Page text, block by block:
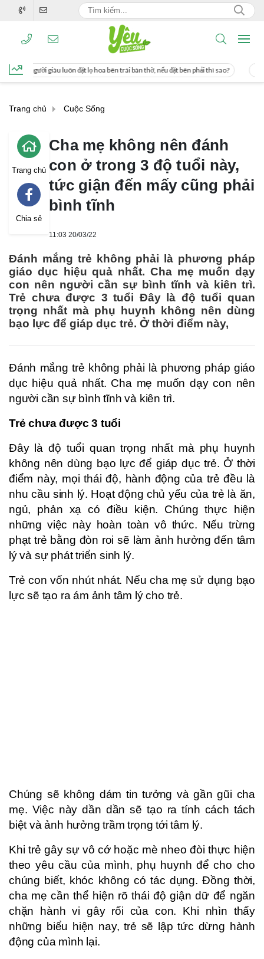
lọ hoa bên trái bàn thờ, nếu đặt bên phải thì sao? Cách uống nước mía giúp
Trang chủ Cuộc Sống
Trang chủ
Chia sẻ
Cha mẹ không nên đánh
con ở trong 3 độ tuổi này,
tức giận đến mấy cũng phải
bình tĩnh
11:03 20/03/22
Đánh mắng trẻ không phải là phương pháp
giáo dục hiệu quả nhất. Cha mẹ muốn dạy
con nên người cần sự bình tĩnh và kiên trì.
Trẻ chưa được 3 tuổi Đây là độ tuổi quan
trọng nhất mà phụ huynh không nên dùng
bạo lực để giáp dục trẻ. Ở thời điểm này,
Đánh mắng trẻ không phải là phương pháp giáo
dục hiệu quả nhất. Cha mẹ muốn dạy con nên
người cần sự bình tĩnh và kiên trì.
Trẻ chưa được 3 tuổi
Đây là độ tuổi quan trọng nhất mà phụ huynh
không nên dùng bạo lực để giáp dục trẻ. Ở thời
điểm này, mọi thái độ, hành động của trẻ đều là
nhu cầu sinh lý. Hoạt động chủ yếu của trẻ là ăn,
ngủ, phản xạ có điều kiện. Chúng thực hiện
những việc này hoàn toàn vô thức. Nếu trừng
phạt trẻ bằng đòn roi sẽ làm ảnh hưởng đến tâm
lý và sự phát triển sinh lý.
Trẻ con vốn nhút nhát. Nếu cha mẹ sử dụng bạo
lực sẽ tạo ra ám ảnh tâm lý cho trẻ.
Chúng sẽ không dám tin tưởng và gần gũi cha
mẹ. Việc này dần dần sẽ tạo ra tính cách tách
biệt và ảnh hưởng trầm trọng tới tâm lý.
Khi trẻ gây sự vô cớ hoặc mè nheo đòi thực hiện
theo yêu cầu của mình, phụ huynh để cho cho
chúng biết, khóc không có tác dụng. Đồng thời,
cha mẹ cần thể hiện rõ thái độ giận dữ để ngăn
chặn hành vi gây rối của con. Khi nhìn thấy
những biểu hiện nay, trẻ sẽ lập tức dừng hành
động của mình lại.